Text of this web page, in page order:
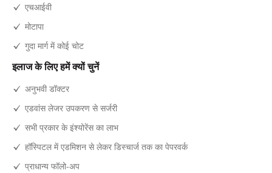
एचआईवी
मोटापा
गुदा मार्ग में कोई चोट
इलाज के लिए हमें क्यों चुनें
अनुभवी डॉक्टर
एडवांस लेजर उपकरण से सर्जरी
सभी प्रकार के इंश्योरेंस का लाभ
हॉस्पिटल में एडमिशन से लेकर डिस्चार्ज तक का पेपरवर्क
प्राधान्य फॉलो-अप